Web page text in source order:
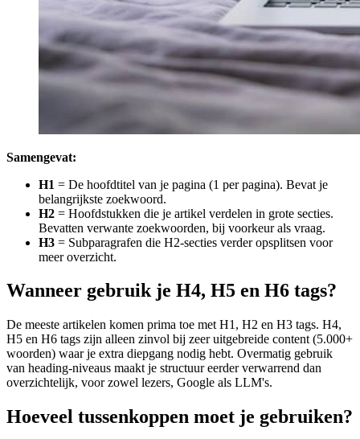
Samengevat:
H1 = De hoofdtitel van je pagina (1 per pagina). Bevat je
belangrijkste zoekwoord.
H2 = Hoofdstukken die je artikel verdelen in grote secties.
Bevatten verwante zoekwoorden, bij voorkeur als vraag.
H3 = Subparagrafen die H2-secties verder opsplitsen voor
meer overzicht.
Wanneer gebruik je H4, H5 en H6 tags?
De meeste artikelen komen prima toe met H1, H2 en H3 tags. H4,
H5 en H6 tags zijn alleen zinvol bij zeer uitgebreide content (5.000+
woorden) waar je extra diepgang nodig hebt. Overmatig gebruik
van heading-niveaus maakt je structuur eerder verwarrend dan
overzichtelijk, voor zowel lezers, Google als LLM's.
Hoeveel tussenkoppen moet je gebruiken?